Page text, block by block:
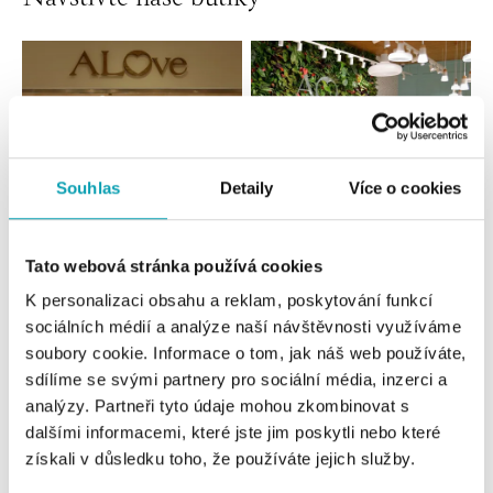
Souhlas Detaily Více o cookies
Tato webová stránka používá cookies
K personalizaci obsahu a reklam, poskytování funkcí
sociálních médií a analýze naší návštěvnosti využíváme
soubory cookie. Informace o tom, jak náš web používáte,
sdílíme se svými partnery pro sociální média, inzerci a
analýzy. Partneři tyto údaje mohou zkombinovat s
dalšími informacemi, které jste jim poskytli nebo které
získali v důsledku toho, že používáte jejich služby.
Všechny Česko Slovensko
ALOve OC Nový Smíchov, Praha 5
Plzeňská 8, 150 00 Praha 5 - Anděl
tel.: +420736509250
dnes otevřeno do 21:00
ALOve OC Olympia, Brno